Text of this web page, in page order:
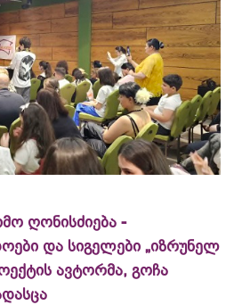
ღონისძიება -
და სიგელები „იზრუნელ
ავტორმა, გოჩა